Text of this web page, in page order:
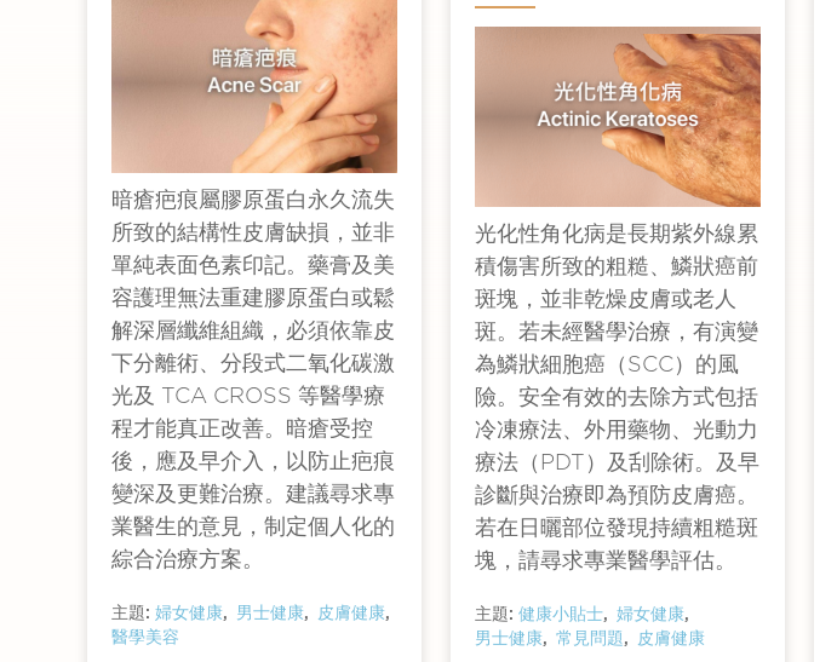
暗瘡疤痕屬膠原蛋白永久流失
所致的結構性皮膚缺損，並非
單純表面色素印記。藥膏及美
容護理無法重建膠原蛋白或鬆
解深層纖維組織，必須依靠皮
下分離術、分段式二氧化碳激
光及 TCA CROSS 等醫學療
程才能真正改善。暗瘡受控
後，應及早介入，以防止疤痕
變深及更難治療。建議尋求專
業醫生的意見，制定個人化的
綜合治療方案。
主題:婦女健康 男士健康
皮膚健康
醫學美容
光化性角化病是長期紫外線累
積傷害所致的粗糙、鱗狀癌前
斑塊，並非乾燥皮膚或老人
斑。若未經醫學治療，有演變
為鱗狀細胞癌（SCC）的風
險。安全有效的去除方式包括
冷凍療法、外用藥物、光動力
療法（PDT）及刮除術。及早
診斷與治療即為預防皮膚癌。
若在日曬部位發現持續粗糙斑
塊，請尋求專業醫學評估。
主題:健康小貼士
婦女健康
男士健康
常見問題 皮膚健康